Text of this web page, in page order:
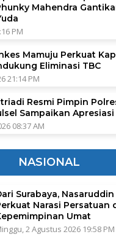
Mahendra
PM
Mamuju Perkuat
Eliminasi TBC
21:14 PM
Resmi Pimpin
Sampaikan Apresiasi
08:37 AM
NASIONAL
Surabaya,
Narasi Persatuan
Umat
2 Agustus 2026 19:58 PM